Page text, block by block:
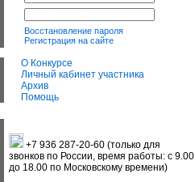
Восстановление пароля
Регистрация на сайте
О Конкурсе
Личный кабинет участника
Архив
Помощь
+7 936 287-20-60 (только для
звонков по России, время работы: с 9.00
до 18.00 по Московскому времени)